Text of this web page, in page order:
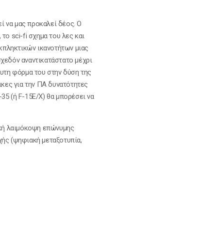
να μας προκαλεί δέος. Ο
sci-fi σχημα του λες και
ικανοτήτων μιας
αναντικατάστατο μέχρι
φόρμα του στην δύση της
για την ΠΑ δυνατότητες
35 (ή F-15E/X) θα μπορέσει να
λαιμόκοψη επώνυμης
(ψηφιακή μεταξοτυπία,